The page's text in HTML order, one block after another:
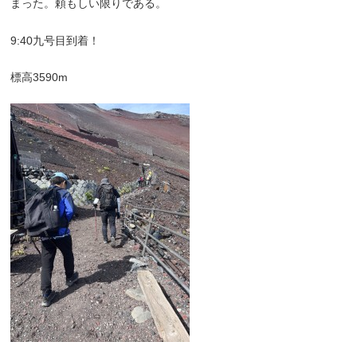
まった。頼もしい限りである。
9:40九号目到着！
標高3590m